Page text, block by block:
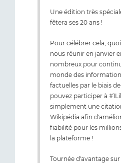
Une édition très
fêtera ses 20 ans !
Pour célébrer cela,
nous réunir en janvier
nombreux pour
monde des
factuelles par le biais
pouvez participer à
simplement une
Wikipédia afin
fiabilité pour les
la plateforme !
Tournée d'avantage